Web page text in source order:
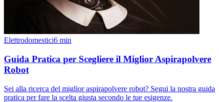
Elettrodomestici6 min
Guida Pratica per Scegliere il Miglior Aspirapolvere
Robot
Sei alla ricerca del miglior aspirapolvere robot? Segui la nostra guida
pratica per fare la scelta giusta secondo le tue esigenze.